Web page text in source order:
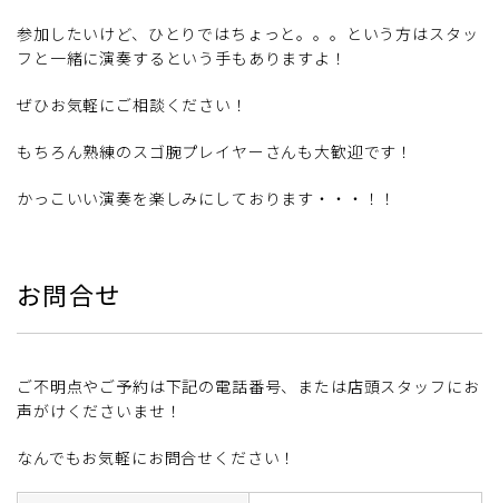
参加したいけど、ひとりではちょっと。。。という方はスタッ
フと一緒に演奏するという手もありますよ！
ぜひお気軽にご相談ください！
もちろん熟練のスゴ腕プレイヤーさんも大歓迎です！
かっこいい演奏を楽しみにしております・・・！！
お問合せ
ご不明点やご予約は下記の電話番号、または店頭スタッフにお
声がけくださいませ！
なんでもお気軽にお問合せください！